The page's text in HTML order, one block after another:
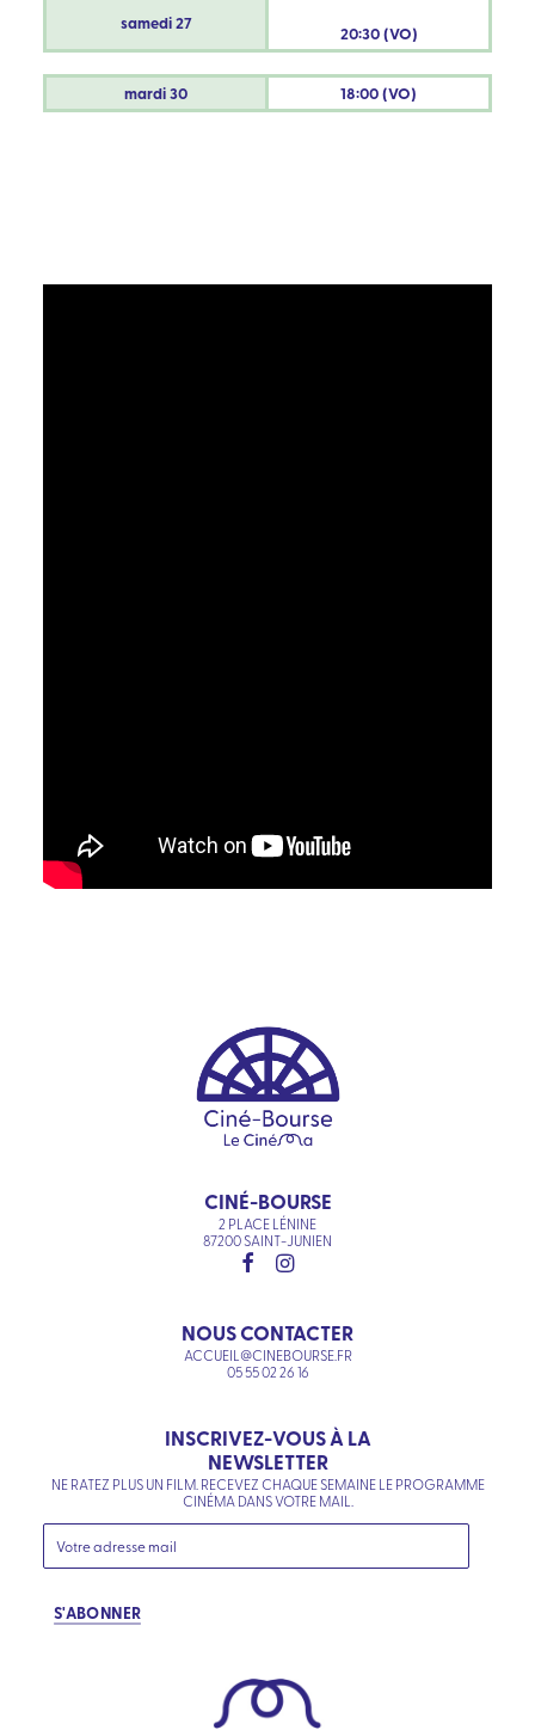
samedi27 20:30 (VO)
mardi30 18:00 (VO)
CINÉ-BOURSE
2 PLACE LÉNINE
87200 SAINT-JUNIEN
NOUS CONTACTER
ACCUEIL@CINEBOURSE.FR
05 55 02 26 16
INSCRIVEZ-VOUS À LA
NEWSLETTER
NE RATEZ PLUS UN FILM. RECEVEZ CHAQUE SEMAINE LE PROGRAMME
CINÉMA DANS VOTRE MAIL.
S'ABONNER